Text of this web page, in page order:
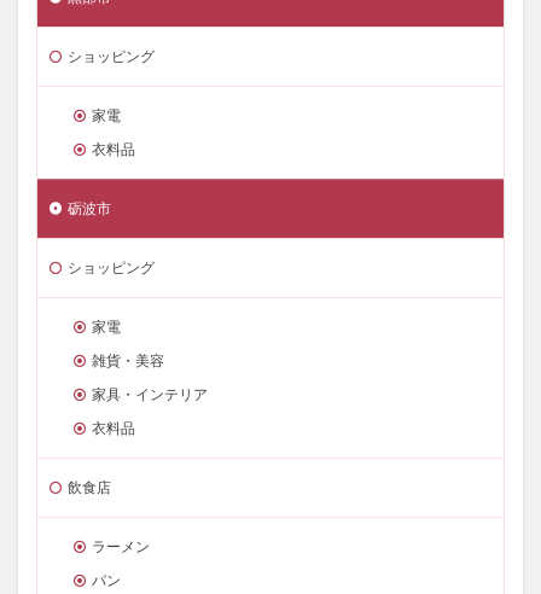
ショッピング
家電
衣料品
砺波市
ショッピング
家電
雑貨・美容
家具・インテリア
衣料品
飲食店
ラーメン
パン